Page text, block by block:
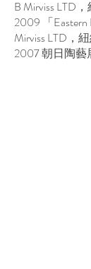
B Mirviss LTD
2009 「Eastern
Mirviss LTD，
2007 朝日陶